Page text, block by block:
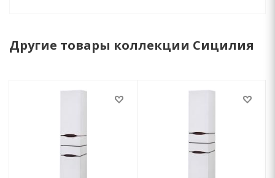
Другие товары коллекции Сицилия